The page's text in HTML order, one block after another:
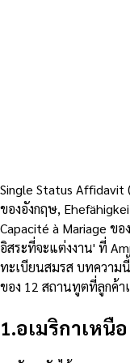
Single Status
ของอังกฤษ,
Capacité à Mariage ข
อิสระที่จะแต่งงาน' ที่
ทะเบียนสมรส บทความ
ของ 12 สถานทูตที่ลูกค้า
1.อเมริกาเหนื